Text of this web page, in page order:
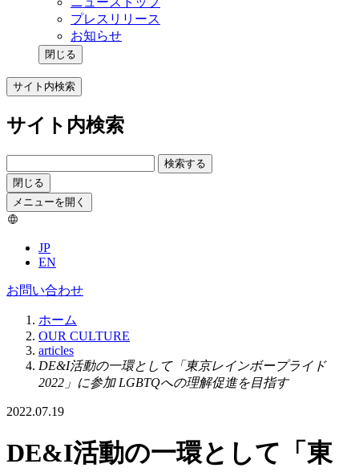
プレスリリース
お知らせ
閉じる
サイト内検索
サイト内検索
検索する
閉じる
メニューを開く
JP
EN
お問い合わせ
ホーム
OUR CULTURE
articles
DE&I活動の一環として「東京レインボープライド
2022」に参加 LGBTQへの理解促進を目指す
2022.07.19
DE&I活動の一環として「東